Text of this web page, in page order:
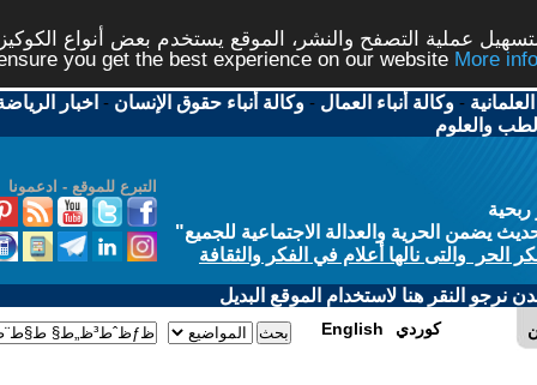
الموقع يستخدم بعض أنواع الكوكيز نرجو النقر على الزر
-وكالة أنباء حقوق الإنسان-اخبار الرياضة-اخبار
للجميع"
الفكر والثقافة
الموقع البديل